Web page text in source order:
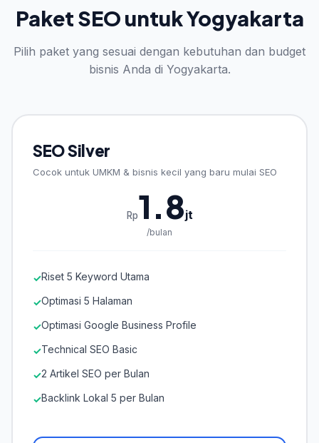
Paket SEO untuk Yogyakarta
Pilih paket yang sesuai dengan kebutuhan dan budget
bisnis Anda di Yogyakarta.
SEO Silver
Cocok untuk UMKM & bisnis kecil yang baru mulai SEO
Rp1.8jt
/bulan
✓Riset 5 Keyword Utama
✓Optimasi 5 Halaman
✓Optimasi Google Business Profile
✓Technical SEO Basic
✓2 Artikel SEO per Bulan
✓Backlink Lokal 5 per Bulan